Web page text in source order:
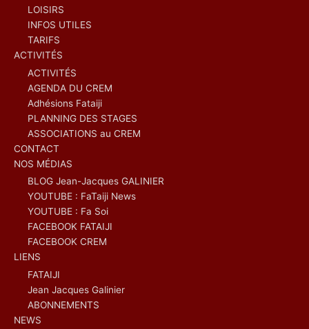
LOISIRS
INFOS UTILES
TARIFS
ACTIVITÉS
ACTIVITÉS
AGENDA DU CREM
Adhésions Fataiji
PLANNING DES STAGES
ASSOCIATIONS au CREM
CONTACT
NOS MÉDIAS
BLOG Jean-Jacques GALINIER
YOUTUBE : FaTaiji News
YOUTUBE : Fa Soi
FACEBOOK FATAIJI
FACEBOOK CREM
LIENS
FATAIJI
Jean Jacques Galinier
ABONNEMENTS
NEWS